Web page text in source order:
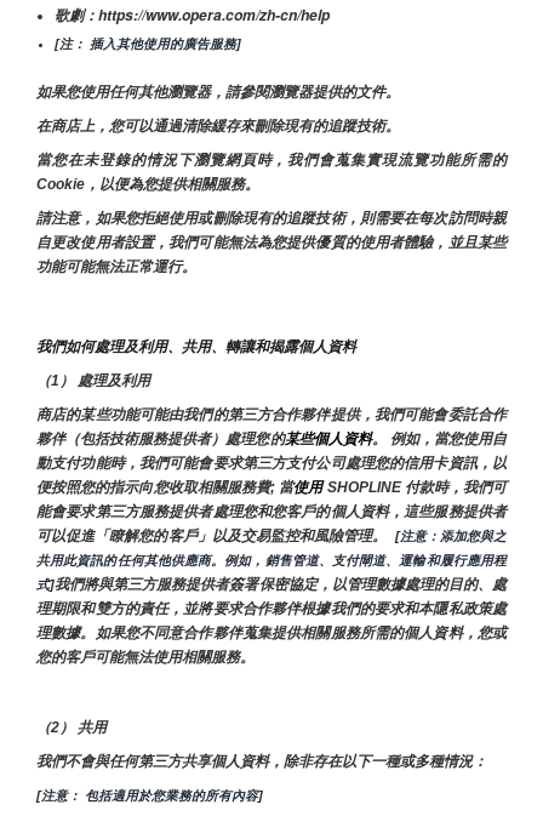
歌劇：https://www.opera.com/zh-cn/help
[注： 插入其他使用的廣告服務]
如果您使用任何其他瀏覽器，請參閱瀏覽器提供的文件。
在商店上，您可以通過清除緩存來刪除現有的追蹤技術。
當您在未登錄的情況下瀏覽網頁時，我們會蒐集實現流覽功能所需的
Cookie，以便為您提供相關服務。
請注意，如果您拒絕使用或刪除現有的追蹤技術，則需要在每次訪問時親
自更改使用者設置，我們可能無法為您提供優質的使用者體驗，並且某些
功能可能無法正常運行。
我們如何處理及利用、共用、轉讓和揭露個人資料
（1） 處理及利用
商店的某些功能可能由我們的第三方合作夥伴提供，我們可能會委託合作
夥伴（包括技術服務提供者）處理您的某些個人資料。 例如，當您使用自
動支付功能時，我們可能會要求第三方支付公司處理您的信用卡資訊，以
便按照您的指示向您收取相關服務費; 當使用 SHOPLINE 付款時，我們可
能會要求第三方服務提供者處理您和您客戶的個人資料，這些服務提供者
可以促進「瞭解您的客戶」以及交易監控和風險管理。
[注意：添加您與之
共用此資訊的任何其他供應商。例如，銷售管道、支付閘道、運輸和履行應用程
式]我們將與第三方服務提供者簽署保密協定，以管理數據處理的目的、處
理期限和雙方的責任，並將要求合作夥伴根據我們的要求和本隱私政策處
理數據。如果您不同意合作夥伴蒐集提供相關服務所需的個人資料，您或
您的客戶可能無法使用相關服務。
（2） 共用
我們不會與任何第三方共享個人資料，除非存在以下一種或多種情況：
[注意： 包括適用於您業務的所有內容]